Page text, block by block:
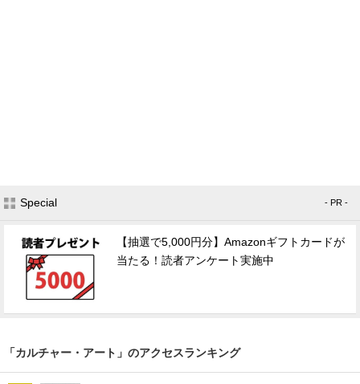
Special - PR -
【抽選で5,000円分】Amazonギフトカードが
当たる！読者アンケート実施中
「カルチャー・アート」のアクセスランキング